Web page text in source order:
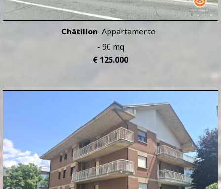
Châtillon Appartamento
- 90 mq
€ 125.000